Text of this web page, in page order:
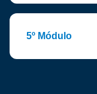
5º Módulo